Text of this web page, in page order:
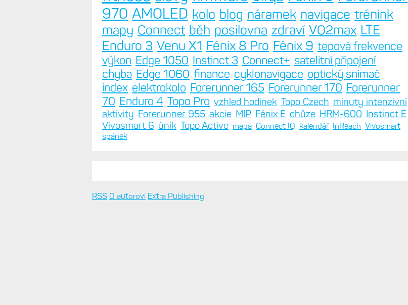
970 AMOLED kolo blog náramek navigace trénink
mapy Connect běh posilovna zdraví VO2max LTE
Enduro 3 Venu X1 Fénix 8 Pro Fénix 9 tepová frekvence
výkon Edge 1050 Instinct 3 Connect+ satelitní připojení
chyba Edge 1060 finance cyklonavigace optický snímač
index elektrokolo Forerunner 165 Forerunner 170 Forerunner
70 Enduro 4 Topo Pro vzhled hodinek Topo Czech minuty intenzivní
aktivity Forerunner 955 akcie MIP Fénix E chůze HRM-600 Instinct E
Vivosmart 6 únik Topo Active mapa Connect IQ kalendář InReach Vivosmart
spánek
RSS O autorovi Extra Publishing